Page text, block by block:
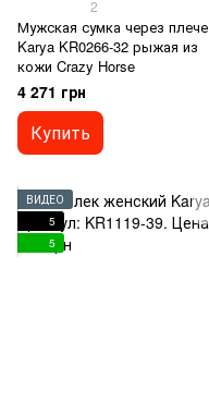
2
Мужская сумка через плече
Karya KR0266-32 рыжая из
кожи Crazy Horse
4 271 грн
Купить
ВИДЕО
5
5